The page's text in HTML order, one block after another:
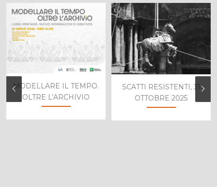
MODELLARE IL TEMPO.
OLTRE L’ARCHIVIO
SCATTI RESISTENTI, 31
OTTOBRE 2025